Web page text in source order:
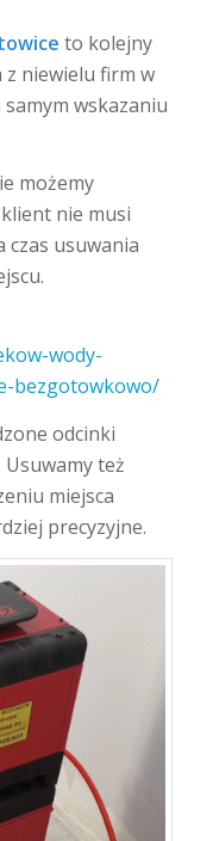
to kolejny
z niewielu firm w
wskazaniu
możemy
nie musi
czas usuwania
wody-
bezgotowkowo/
odcinki
też
miejsca
precyzyjne.